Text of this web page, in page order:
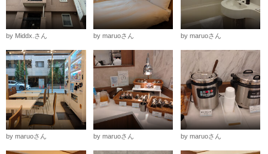
by Middx.さん by maruoさん by maruoさん
by maruoさん by maruoさん by maruoさん